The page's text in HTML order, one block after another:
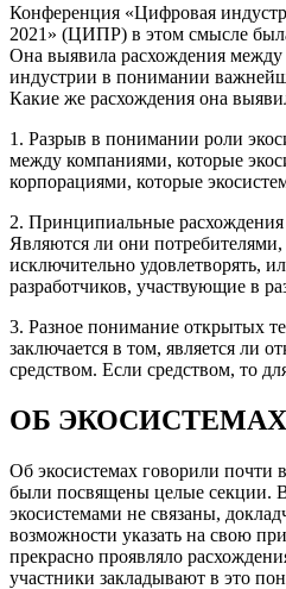
Конференция «Цифровая
2021» (ЦИПР) в этом смысле
Она выявила расхождения между
индустрии в понимании
Какие же расхождения она
1. Разрыв в понимании роли
между компаниями, которые
корпорациями, которые
2. Принципиальные расхождения
Являются ли они
исключительно удовлетворять,
разработчиков, участвующие в
3. Разное понимание открытых
заключается в том, является ли
средством. Если средством, то
ОБ ЭКОСИСТЕМАХ
Об экосистемах говорили почти
были посвящены целые секции.
экосистемами не связаны,
возможности указать на свою
прекрасно проявляло
участники закладывают в это